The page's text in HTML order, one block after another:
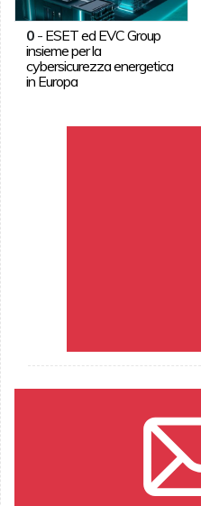
0- ESET ed EVC Group
insieme per la
cybersicurezza energetica
in Europa